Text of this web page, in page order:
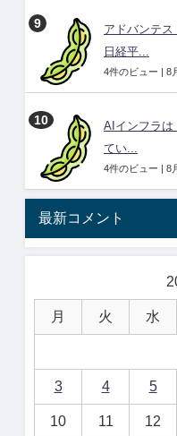
アドバンテス
日経平...
4件のビュー | 8
AIインフラは
てい...
4件のビュー | 8
最新コメント
月 火 水
3 4 5
10 11 12